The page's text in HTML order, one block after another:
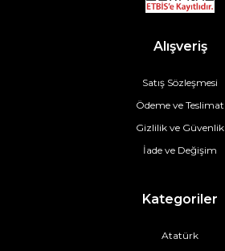
Alışveriş
Satış Sözleşmesi
Ödeme ve Teslimat
Gizlilik ve Güvenlik
İade ve Değişim
Kategoriler
Atatürk